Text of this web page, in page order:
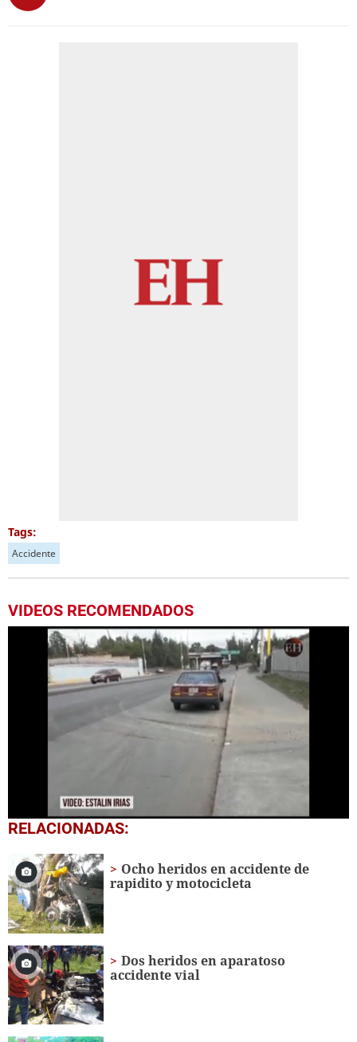
Tags:
Accidente
VIDEOS RECOMENDADOS
0
seconds
30
seconds
RELACIONADAS:
Ocho heridos en accidente de
rapidito y motocicleta
Dos heridos en aparatoso
accidente vial